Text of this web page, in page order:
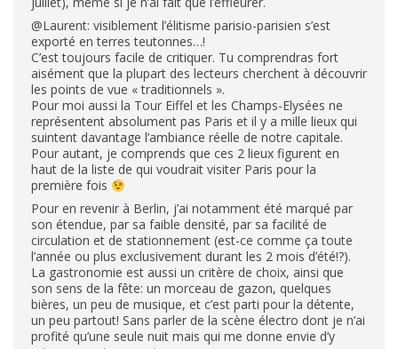
@Laurent: visiblement l’élitisme parisio-parisien s’est
exporté en terres teutonnes…!
C’est toujours facile de critiquer. Tu comprendras fort
aisément que la plupart des lecteurs cherchent à découvrir
les points de vue « traditionnels ».
Pour moi aussi la Tour Eiffel et les Champs-Elysées ne
représentent absolument pas Paris et il y a mille lieux qui
suintent davantage l’ambiance réelle de notre capitale.
Pour autant, je comprends que ces 2 lieux figurent en
haut de la liste de qui voudrait visiter Paris pour la
première fois
Pour en revenir à Berlin, j’ai notamment été marqué par
son étendue, par sa faible densité, par sa facilité de
circulation et de stationnement (est-ce comme ça toute
l’année ou plus exclusivement durant les 2 mois d’été!?).
La gastronomie est aussi un critère de choix, ainsi que
son sens de la fête: un morceau de gazon, quelques
bières, un peu de musique, et c’est parti pour la détente,
un peu partout! Sans parler de la scène électro dont je n’ai
profité qu’une seule nuit mais qui me donne envie d’y